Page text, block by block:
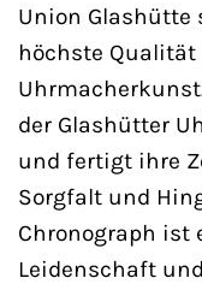
Union Glashütte
höchste
der Glashütter
und fertigt ihre
Sorgfalt und
Chronograph ist
Leidenschaft